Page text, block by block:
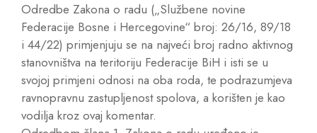
Odredbe Zakona o radu („Službene novine
Federacije Bosne i Hercegovine“ broj: 26/16, 89/18
i 44/22) primjenjuju se na najveći broj radno aktivnog
stanovništva na teritoriju Federacije BiH i isti se u
svojoj primjeni odnosi na oba roda, te podrazumjeva
ravnopravnu zastupljenost spolova, a korišten je kao
vodilja kroz ovaj komentar.